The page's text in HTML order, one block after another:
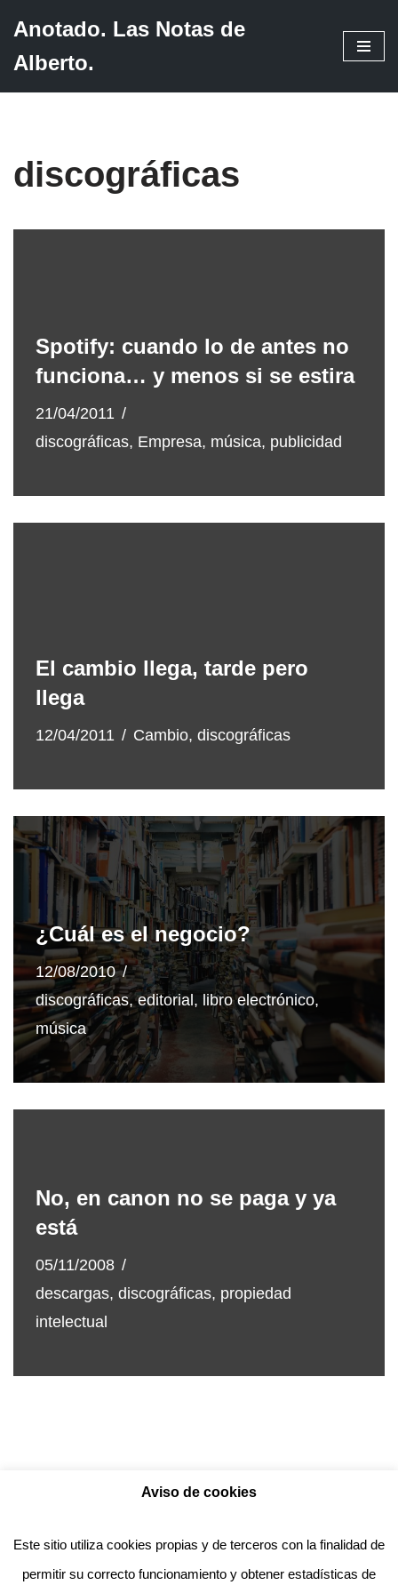
Saltar
Anotado. Las Notas de
Alberto.
discográficas
Spotify: cuando lo de antes no
funciona… y menos si se estira
21/04/2011
discográficas, Empresa, música, publicidad
El cambio llega, tarde pero
llega
12/04/2011 Cambio, discográficas
¿Cuál es el negocio?
12/08/2010
discográficas,editorial , libro electrónico,
música
No, en canon no se paga y ya
está
05/11/2008
descargas, discográficas, propiedad
intelectual
Política de Cookies
Anotado funciona gracias a
Aviso de cookies
Este sitio utiliza cookies propias y de terceros con la finalidad de
permitir su correcto funcionamiento y obtener estadísticas de